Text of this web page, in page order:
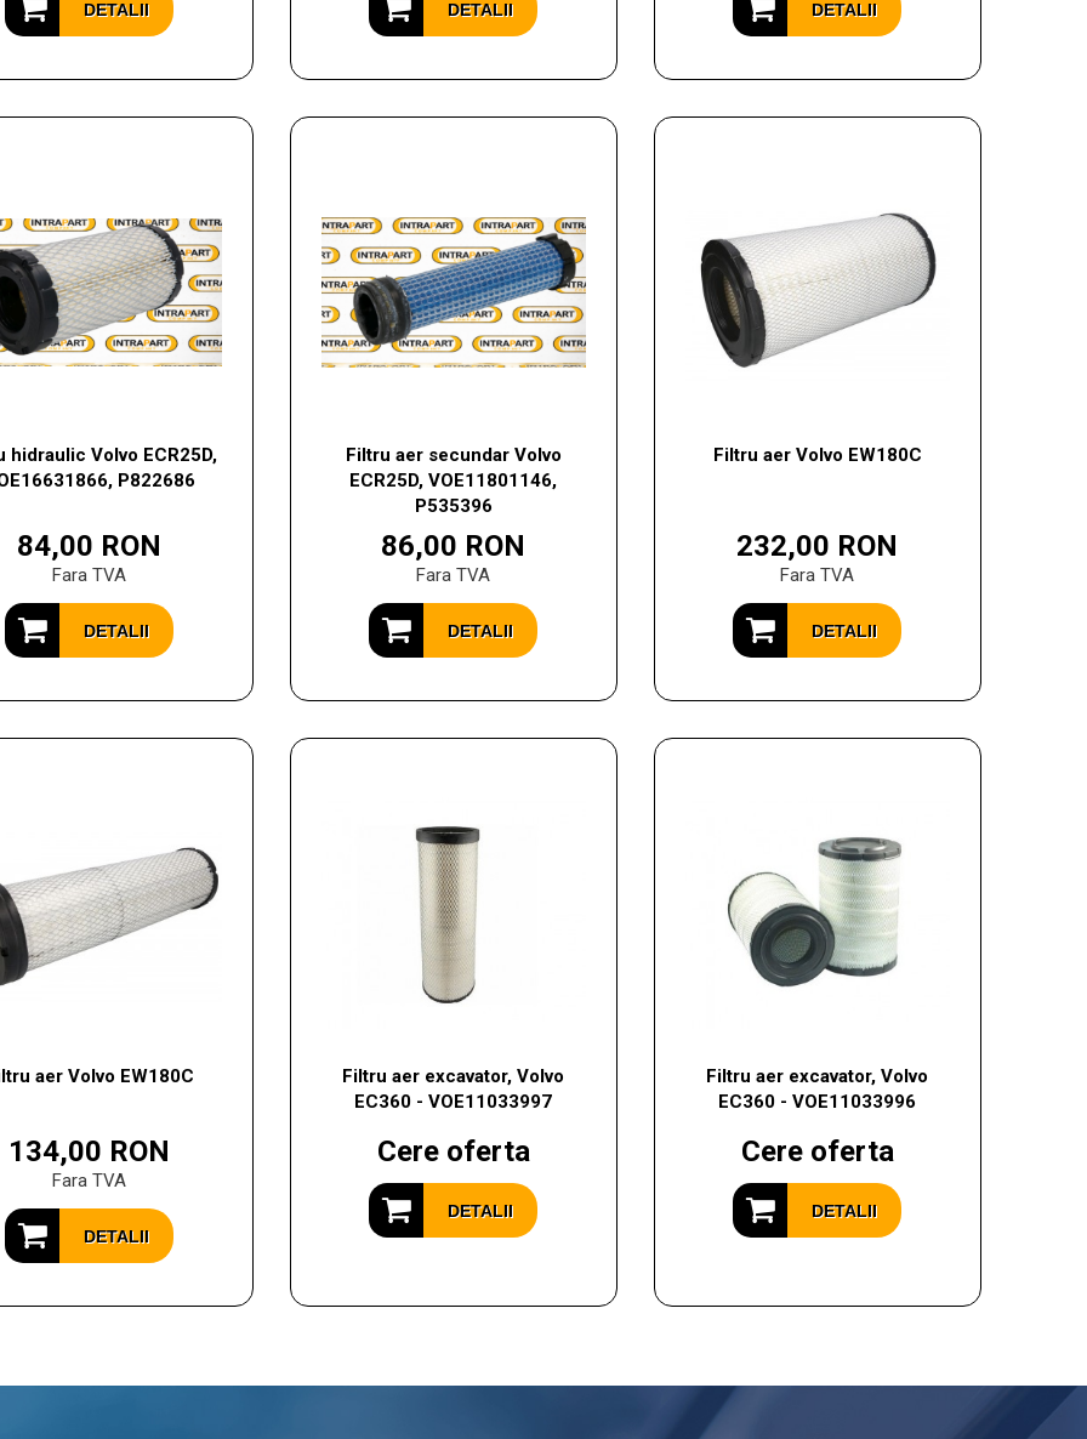
DETALII DETALII DETALII
hidraulic Volvo ECR25D,
P822686
84,00 RON
Fara TVA
DETALII
Filtru aer secundar Volvo
ECR25D, VOE11801146,
P535396
86,00 RON
Fara TVA
DETALII
Filtru aer Volvo EW180C
232,00 RON
Fara TVA
DETALII
aer Volvo EW180C
134,00 RON
Fara TVA
DETALII
Filtru aer excavator, Volvo
EC360 - VOE11033997
Cere oferta
DETALII
Filtru aer excavator, Volvo
EC360 - VOE11033996
Cere oferta
DETALII